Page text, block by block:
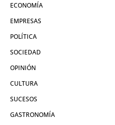
ECONOMÍA
EMPRESAS
POLÍTICA
SOCIEDAD
OPINIÓN
CULTURA
SUCESOS
GASTRONOMÍA